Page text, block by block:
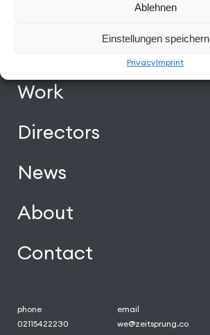
Ablehnen
Einstellungen speichern
PrivacyImprint
Instagram Vimeo
Work
Directors
News
About
Contact
phone
02115422230
email
we@zeitsprung.co